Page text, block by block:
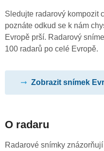
Sledujte radarový kompozit
poznáte odkud se k nám
Evropě prší. Radarový
100 radarů po celé Evropě.
Zobrazit snímek
O radaru
Radarové snímky